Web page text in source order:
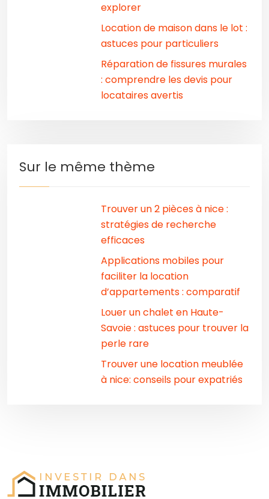
explorer
Location de maison dans le lot :
astuces pour particuliers
Réparation de fissures murales
: comprendre les devis pour
locataires avertis
Sur le même thème
Trouver un 2 pièces à nice :
stratégies de recherche
efficaces
Applications mobiles pour
faciliter la location
d’appartements : comparatif
Louer un chalet en Haute-
Savoie : astuces pour trouver la
perle rare
Trouver une location meublée
à nice: conseils pour expatriés